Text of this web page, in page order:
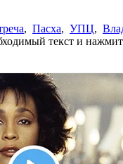
, Пасха, УПЦ,
текст и